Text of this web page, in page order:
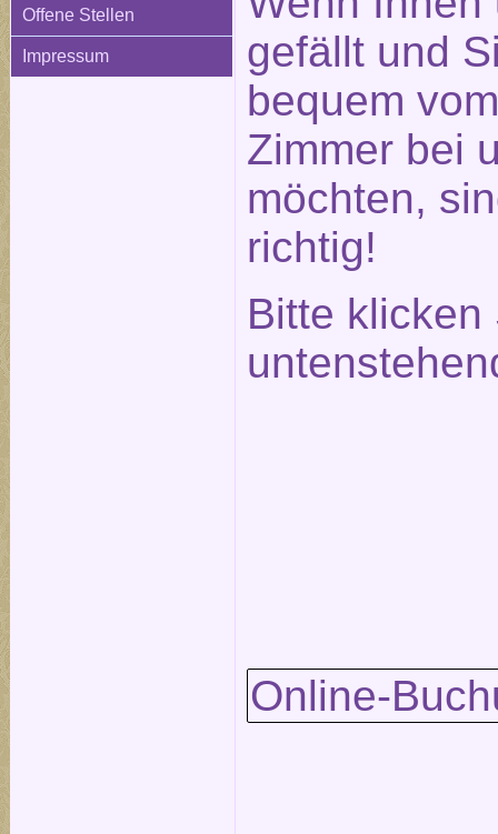
Offene Stellen
Impressum
gefällt und
bequem
Zimmer bei
möchten,
richtig!
Bitte
Online-